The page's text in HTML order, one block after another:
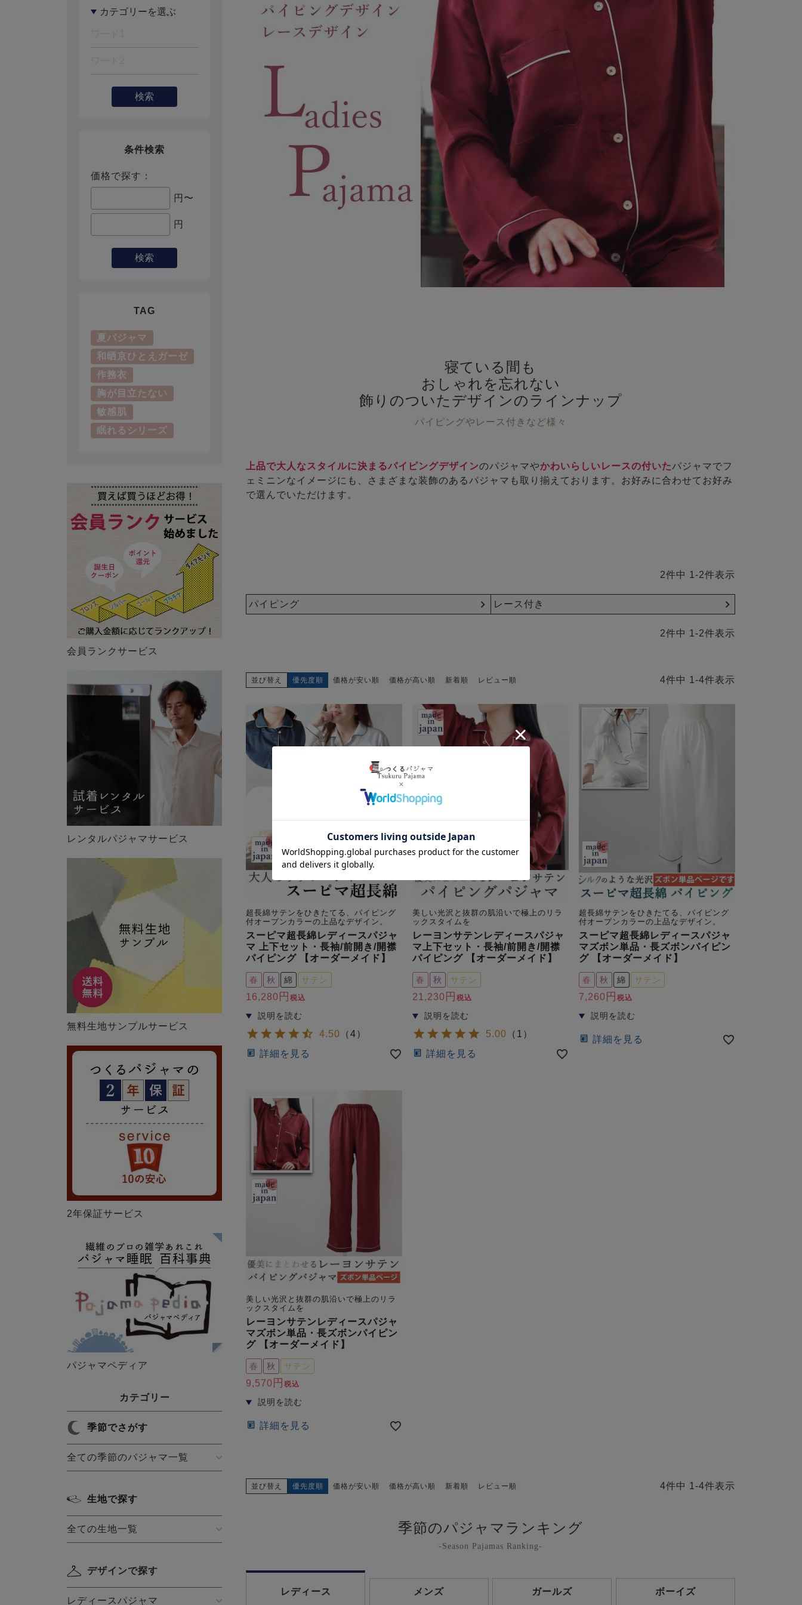
検索
条件検索
価格で探す：
円〜
円
検索
TAG
夏パジャマ
和晒京ひとえガーゼ
作務衣
胸が目立たない
敏感肌
眠れるシリーズ
会員ランクサービス
レンタルパジャマサービス
無料生地サンプルサービス
2年保証サービス
パジャマペディア
カテゴリー
季節でさがす
全ての季節のパジャマ一覧
生地で探す
全ての生地一覧
デザインで探す
レディースパジャマ
寝ている間も
おしゃれを忘れない
飾りのついたデザインのラインナップ
パイピングやレース付きなど様々
上品で大人なスタイルに決まるパイピングデザインのパジャマやかわいらしいレースの付いたパジャマでフ
ェミニンなイメージにも、さまざまな装飾のあるパジャマも取り揃えております。お好みに合わせてお好み
で選んでいただけます。
2件中 1 -2件表示
パイピング レース付き
2件中 1 -2件表示
並び替え 優先度順 価格が安い順 価格が高い順 新着順 レビュー順 4件中 1 -4件表示
超長綿サテンをひきたてる、パイピング
付オープンカラーの上品なデザイン。
スーピマ超長綿レディースパジャ
マ 上下セット・長袖/前開き/開襟
パイピング 【オーダーメイド】
春 秋 綿 サテン
16,280 税込
4.50 （4）
詳細を見る
美しい光沢と抜群の肌沿いで極上のリラ
ックスタイムを
レーヨンサテンレディースパジャ
マ上下セット・長袖/前開き/開襟
パイピング 【オーダーメイド】
春 秋 サテン
21,230 税込
5.00 （ 1 ）
詳細を見る
超長綿サテンをひきたてる、パイピング
付オープンカラーの上品なデザイン。
スーピマ超長綿レディースパジャ
マズボン単品・長ズボンパイピン
グ 【オーダーメイド】
春 秋 綿 サテン
7,260 税込
詳細を見る
美しい光沢と抜群の肌沿いで極上のリラ
ックスタイムを
レーヨンサテンレディースパジャ
マズボン単品・長ズボンパイピン
グ 【オーダーメイド】
春 秋 サテン
9,570 税込
詳細を見る
並び替え 優先度順 価格が安い順 価格が高い順 新着順 レビュー順 4件中 1 -4件表示
季節のパジャマランキング
-Season Pajamas Ranking-
レディース メンズ ガールズ ボーイズ